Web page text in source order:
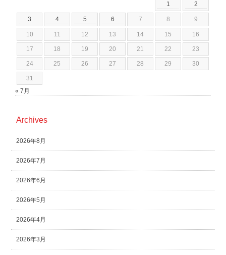
1 2
3 4 5 6 7 8 9
10 11 12 13 14 15 16
17 18 19 20 21 22 23
24 25 26 27 28 29 30
31
« 7月
Archives
2026年8月
2026年7月
2026年6月
2026年5月
2026年4月
2026年3月